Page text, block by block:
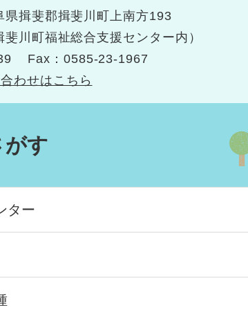
県揖斐郡揖斐川町上南方193
斐川町福祉総合支援センター内）
Fax：0585-23-1967
わせはこちら
がす
ター